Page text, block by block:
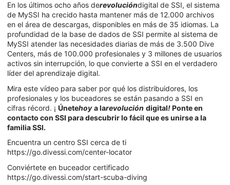
En los últimos ocho años derevolucióndigital de SSI, el sistema
de MySSI ha crecido hasta mantener más de 12.000 archivos
en el área de descargas, disponibles en más de 35 idiomas. La
profundidad de la base de dados de SSI permite al sistema de
MySSI atender las necesidades diarias de más de 3.500 Dive
Centers, más de 100.000 profesionales y 3 millones de usuarios
activos sin interrupción, lo que convierte a SSI en el verdadero
líder del aprendizaje digital.
Mira este vídeo para saber por qué los distribuidores, los
profesionales y los buceadores se están pasando a SSI en
cifras récord. ¡ Únetehoy a larevolución digital!Ponte en
contacto con SSI para descubrir lo fácil que es unirse a la
familia SSI.
Encuentra un centro SSI cerca de ti
https://go.divessi.com/center-locator
Conviértete en buceador certificado
https://go.divessi.com/start-scuba-diving